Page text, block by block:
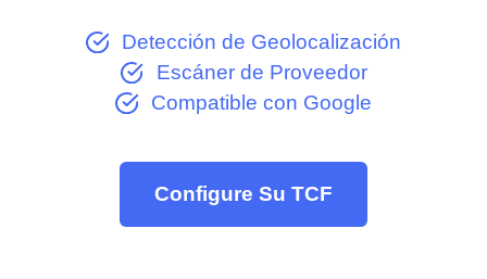
Detección de Geolocalización
Escáner de Proveedor
Compatible con Google
Configure Su TCF